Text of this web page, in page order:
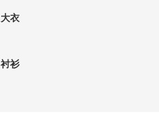
大衣
衬衫